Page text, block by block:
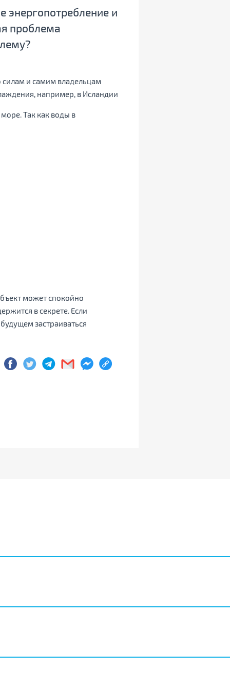
энергопотребление и
проблема
силам и самим владельцам
например, в Исландии
Так как воды в
может спокойно
в секрете. Если
застраиваться